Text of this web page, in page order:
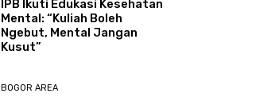
IPB Ikuti Edukasi Kesehatan
Mental: “Kuliah Boleh
Ngebut, Mental Jangan
Kusut”
BOGOR AREA